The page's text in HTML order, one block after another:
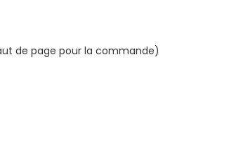
de page pour la commande)